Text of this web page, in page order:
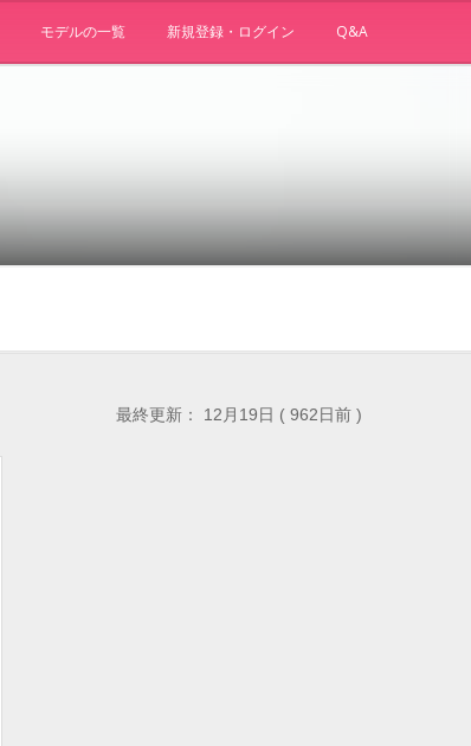
モデルの一覧 新規登録・ログイン Q&A
最終更新： 12月19日 ( 962日前 )